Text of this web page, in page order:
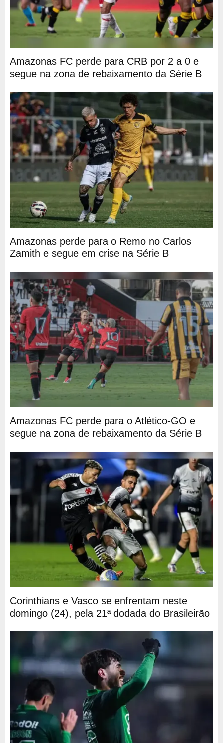
Amazonas FC perde para CRB por 2 a 0 e
segue na zona de rebaixamento da Série B
Amazonas perde para o Remo no Carlos
Zamith e segue em crise na Série B
Amazonas FC perde para o Atlético-GO e
segue na zona de rebaixamento da Série B
Corinthians e Vasco se enfrentam neste
domingo (24), pela 21ª dodada do Brasileirão